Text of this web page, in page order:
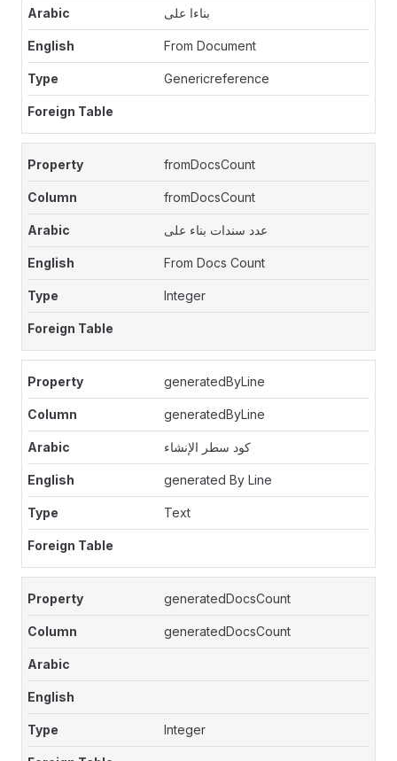
بناءا على
From Document
Genericreference
fromDocsCount
fromDocsCount
عدد سندات بناء على
From Docs Count
Integer
generatedByLine
generatedByLine
كود سطر الإنشاء
generated By Line
Text
generatedDocsCount
generatedDocsCount
Integer